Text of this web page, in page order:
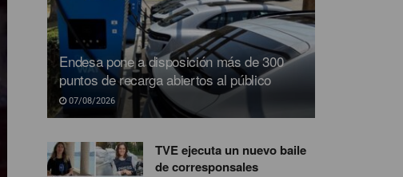
Endesa pone a disposición más de 300
puntos de recarga abiertos al público
07/08/2026
TVE ejecuta un nuevo baile
de corresponsales